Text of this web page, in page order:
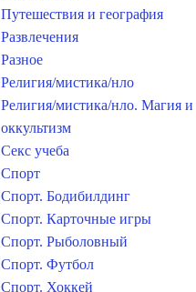
Путешествия и география
Развлечения
Разное
Религия/мистика/нло
Религия/мистика/нло. Магия и
оккультизм
Секс учеба
Спорт
Спорт. Бодибилдинг
Спорт. Карточные игры
Спорт. Рыболовный
Спорт. Футбол
Спорт. Хоккей